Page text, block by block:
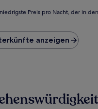
Preis pro Nacht, der in
anzeigen